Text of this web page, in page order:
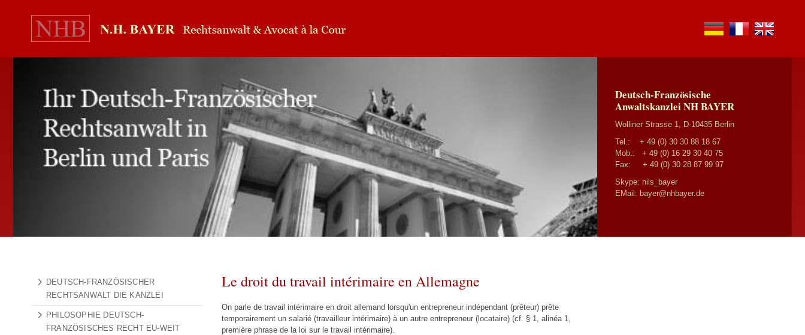
Deutsch-Französische
Anwaltskanzlei NH BAYER
Wolliner Strasse 1, D-10435 Berlin
Tel.: + 49 (0) 30 30 88 18 67
Mob.: + 49 (0) 16 29 30 40 75
Fax: + 49 (0) 30 28 87 99 97
Skype: nils_bayer
EMail: bayer@nhbayer.de
DEUTSCH-FRANZÖSISCHER
RECHTSANWALT DIE KANZLEI
PHILOSOPHIE DEUTSCH-
FRANZÖSISCHES RECHT EU-WEIT
Le droit du travail intérimaire en Allemagne
On parle de travail intérimaire en droit allemand lorsqu'un entrepreneur indépendant (prêteur) prête
temporairement un salarié (travailleur intérimaire) à un autre entrepreneur (locataire) (cf. § 1, alinéa 1,
première phrase de la loi sur le travail intérimaire).